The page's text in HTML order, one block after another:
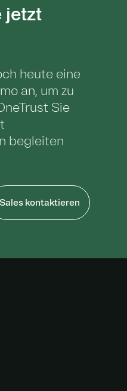
jetzt
heute eine
an, um zu
Sie
begleiten
Sales kontaktieren